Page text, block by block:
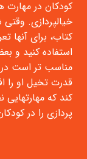
کودکان در
خیالپردازی.
کتاب، برای آنها
استفاده کنید و
مناسب تر است در
قدرت تخیل او را
کند که
پردازی را در